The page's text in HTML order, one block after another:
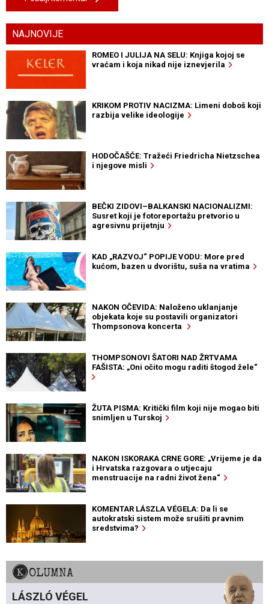
NAJNOVIJE
ROMEO I JULIJA NA SELU: Knjiga kojoj se
vraćam i koja nikad nije iznevjerila
KRIKOM PROTIV NACIZMA: Limeni doboš koji
razbija velike ideologije
HODOČAŠĆE: Tražeći Friedricha Nietzschea
i njegove misli
BEČKI ZIDOVI–BALKANSKI NACIONALIZMI:
Susret koji je fotoreportažu pretvorio u
agresivnu prijetnju
KAD „RAZVOJ“ POPIJE VODU: More pred
kućom, bazen u dvorištu, suša na vratima
NAKON OČEVIDA: Naloženo uklanjanje
objekata koje su postavili organizatori
Thompsonova koncerta
THOMPSONOVI ŠATORI NAD ŽRTVAMA
FAŠISTA: „Oni očito mogu raditi štogod žele“
ŽUTA PISMA: Kritički film koji nije mogao biti
snimljen u Turskoj
NAKON ISKORAKA CRNE GORE: „Vrijeme je da
i Hrvatska razgovara o utjecaju
menstruacije na radni život žena“
KOMENTAR LÁSZLA VÉGELA: Da li se
autokratski sistem može srušiti pravnim
sredstvima?
KOLUMNA
LÁSZLÓ VÉGEL